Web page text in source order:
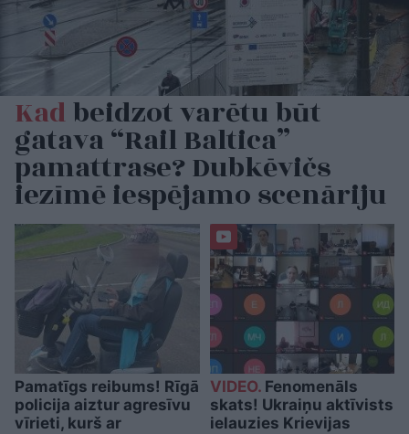
Kadbeidzot varētu būt
gatava “Rail Baltica”
pamattrase? Dubkēvičs
iezīmē iespējamo scenāriju
Pamatīgs reibums! Rīgā
policija aiztur agresīvu
vīrieti, kurš ar
VIDEO.Fenomenāls
skats! Ukraiņu aktīvists
ielauzies Krievijas